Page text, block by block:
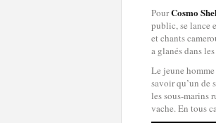
PourCosmo
public, se lance
et chants
a glanés dans
Le jeune
savoir qu’un de
les sous-marins
vache. En tous